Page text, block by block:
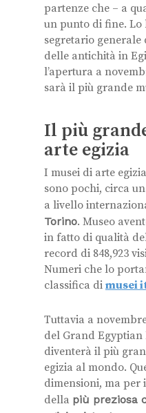
partenze che – a
un punto di fine. Lo
segretario generale
delle antichità in
l’apertura a
sarà il più grande
Il più
arte egizia
I musei di arte
sono pochi, circa
a livello
Torino. Museo
in fatto di qualità
record di 848,923
Numeri che lo
classifica di musei
Tuttavia a
del Grand Egyptian
diventerà il più
egizia al mondo.
dimensioni, ma per
della più preziosa